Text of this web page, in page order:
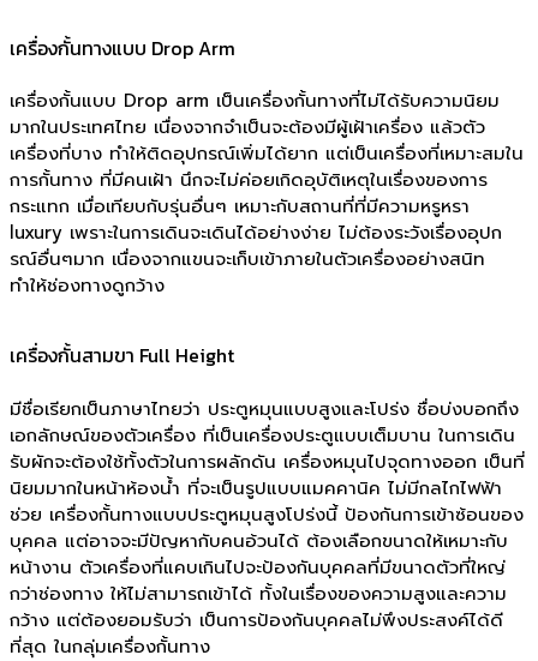
เครื่องกั้นทางแบบ Drop Arm
เครื่องกั้นแบบ Drop arm เป็นเครื่องกั้นทางที่ไม่ได้รับความนิยม
มากในประเทศไทย เนื่องจากจำเป็นจะต้องมีผู้เฝ้าเครื่อง แล้วตัว
เครื่องที่บาง ทำให้ติดอุปกรณ์เพิ่มได้ยาก แต่เป็นเครื่องที่เหมาะสมใน
การกั้นทาง ที่มีคนเฝ้า นึกจะไม่ค่อยเกิดอุบัติเหตุในเรื่องของการ
กระแทก เมื่อเทียบกับรุ่นอื่นๆ เหมาะกับสถานที่ที่มีความหรูหรา
luxury เพราะในการเดินจะเดินได้อย่างง่าย ไม่ต้องระวังเรื่องอุปก
รณ์อื่นๆมาก เนื่องจากแขนจะเก็บเข้าภายในตัวเครื่องอย่างสนิท
ทำให้ช่องทางดูกว้าง
เครื่องกั้นสามขา Full Height
มีชื่อเรียกเป็นภาษาไทยว่า ประตูหมุนแบบสูงและโปร่ง ชื่อบ่งบอกถึง
เอกลักษณ์ของตัวเครื่อง ที่เป็นเครื่องประตูแบบเต็มบาน ในการเดิน
รับผักจะต้องใช้ทั้งตัวในการผลักดัน เครื่องหมุนไปจุดทางออก เป็นที่
นิยมมากในหน้าห้องน้ำ ที่จะเป็นรูปแบบแมคคานิค ไม่มีกลไกไฟฟ้า
ช่วย เครื่องกั้นทางแบบประตูหมุนสูงโปร่งนี้ ป้องกันการเข้าซ้อนของ
บุคคล แต่อาจจะมีปัญหากับคนอ้วนได้ ต้องเลือกขนาดให้เหมาะกับ
หน้างาน ตัวเครื่องที่แคบเกินไปจะป้องกันบุคคลที่มีขนาดตัวที่ใหญ่
กว่าช่องทาง ให้ไม่สามารถเข้าได้ ทั้งในเรื่องของความสูงและความ
กว้าง แต่ต้องยอมรับว่า เป็นการป้องกันบุคคลไม่พึงประสงค์ได้ดี
ที่สุด ในกลุ่มเครื่องกั้นทาง